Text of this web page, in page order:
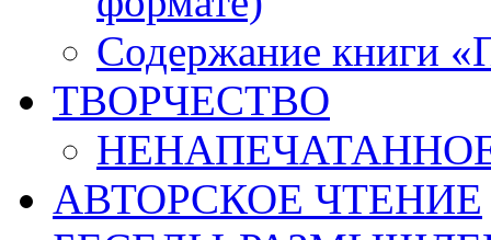
Содержание
ТВОРЧЕСТВО
НЕНАПЕЧАТАННОЕ
АВТОРСКОЕ ЧТЕНИЕ